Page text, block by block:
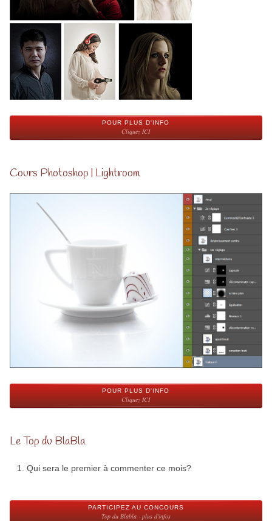
POUR PLUS D'INFO
Cliquez ICI
Cours Photoshop | Lightroom
POUR PLUS D'INFO
Cliquez ICI
Le Top du BlaBla
Qui sera le premier à commenter ce mois?
PARTICIPEZ AU CONCOURS
Top du Blabla - plus d'infos